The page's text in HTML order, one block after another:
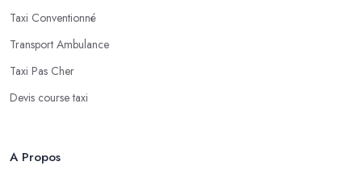
Taxi Conventionné
Transport Ambulance
Taxi Pas Cher
Devis course taxi
A Propos